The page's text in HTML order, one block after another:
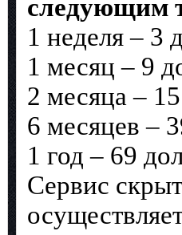
следующим
1 неделя – 3
1 месяц – 9
2 месяца –
6 месяцев –
1 год – 69
Сервис